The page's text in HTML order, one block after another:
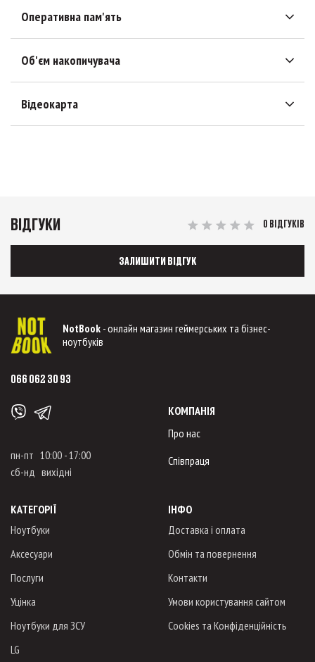
Оперативна пам'ять
Об'єм накопичувача
Відеокарта
ВІДГУКИ 0 ВІДГУКІВ
ЗАЛИШИТИ ВІДГУК
NotBook - онлайн магазин геймерських та бізнес-
ноутбуків
066 062 30 93
пн-пт 10:00 - 17:00
сб-нд вихідні
КОМПАНІЯ
Про нас
Співпраця
КАТЕГОРІЇ
Ноутбуки
Аксесуари
Послуги
Уцінка
Ноутбуки для ЗСУ
LG
ІНФО
Доставка і оплата
Обмін та повернення
Контакти
Умови користування сайтом
Cookies та Конфіденційність